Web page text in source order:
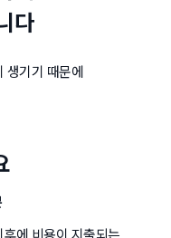
다
생기기 때문에